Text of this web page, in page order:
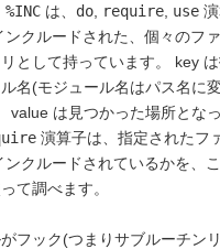
%INCは、 do, require, use演
ンクルードされた、個々のフ
として持っています。 key
名(モジュール名はパス名に
value は見つかった場所とな
演算子は、指定されたフ
ンクルードされているかを、
て調べます。
フック(つまりサブルーチン